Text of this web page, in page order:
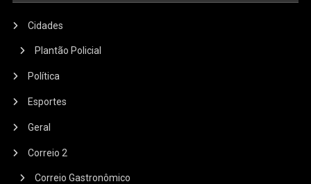
Cidades
Plantão Policial
Política
Esportes
Geral
Correio 2
Correio Gastronômico